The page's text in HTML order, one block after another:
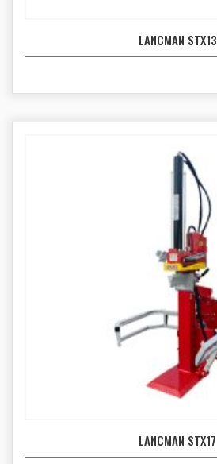
LANCMAN STX13
LANCMAN STX17